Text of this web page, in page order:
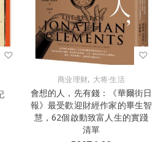
商业理财, 大将·生活
會想的人，先有錢：《華爾街日
報》最受歡迎財經作家的畢生智
慧，62個啟動致富人生的實踐
清單